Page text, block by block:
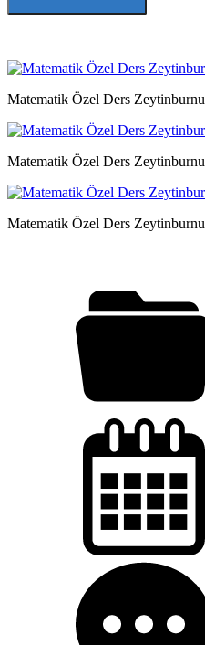
Matematik Özel Ders Zeytinburnu
Matematik Özel Ders Zeytinburnu
Matematik Özel Ders Zeytinburnu